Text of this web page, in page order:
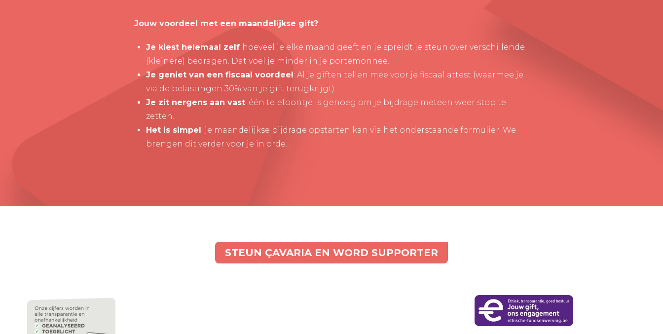
Jouw voordeel met een maandelijkse gift?
Je kiest helemaal zelf hoeveel je elke maand geeft en je spreidt je steun over verschillende
(kleinere) bedragen. Dat voel je minder in je portemonnee.
Je geniet van een fiscaal voordeel: Al je giften tellen mee voor je fiscaal attest (waarmee je
via de belastingen 30% van je gift terugkrijgt).
Je zit nergens aan vast: één telefoontje is genoeg om je bijdrage meteen weer stop te
zetten.
Het is simpel: je maandelijkse bijdrage opstarten kan via het onderstaande formulier. We
brengen dit verder voor je in orde.
STEUN ÇAVARIA EN WORD SUPPORTER